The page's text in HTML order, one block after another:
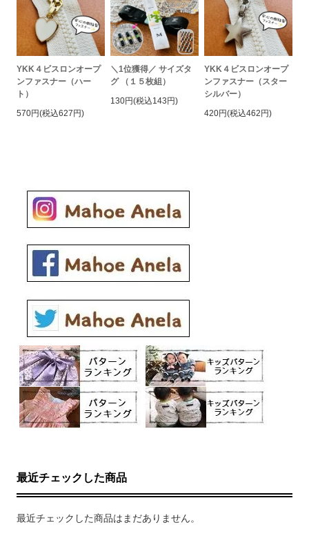
YKK４ビスロンオープ
ンファスナー（ハー
ト）
570円(税込627円)
＼1位獲得／ サイズタ
グ （１５枚組）
130円(税込143円)
YKK４ビスロンオープ
ンファスナー（スター
シルバー）
420円(税込462円)
最近チェックした商品
最近チェックした商品はまだありません。